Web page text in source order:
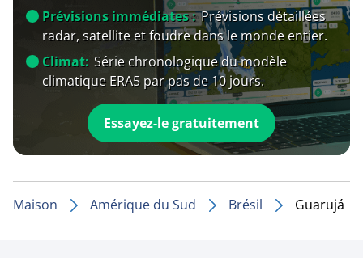
Prévisions immédiates : Prévisions détaillées
radar, satellite et foudre dans le monde entier.
Climat: Série chronologique du modèle
climatique ERA5 par pas de 10 jours.
Essayez-le gratuitement
Maison Amérique du Sud Brésil Guarujá